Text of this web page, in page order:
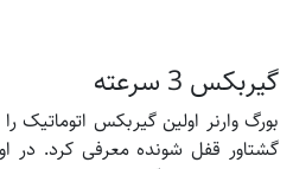
گیربکس 3 سرعته